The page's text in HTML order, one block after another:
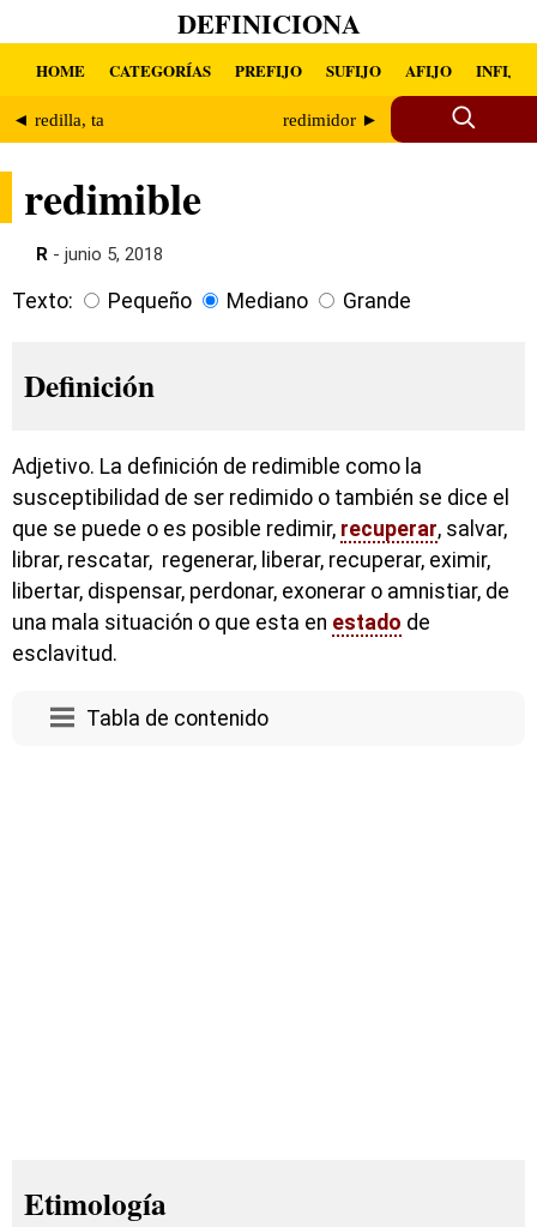
DEFINICIONA
HOME CATEGORÍAS PREFIJO SUFIJO AFIJO INFIJO
◄ redilla, ta redimidor ►
redimible
R - junio 5, 2018
Texto: Pequeño Mediano Grande
Definición
Adjetivo. La definición de redimible como la
susceptibilidad de ser redimido o también se dice el
que se puede o es posible redimir, recuperar, salvar,
librar, rescatar, regenerar, liberar, recuperar, eximir,
libertar, dispensar, perdonar, exonerar o amnistiar, de
una mala situación o que esta en estado de
esclavitud.
Tabla de contenido
Etimología